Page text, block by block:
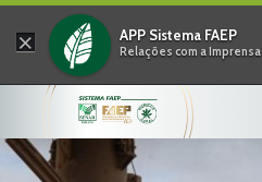
× APP Sistema FAEP
Relações com a Imprensa